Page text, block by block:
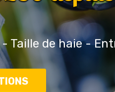
Taille de haie -